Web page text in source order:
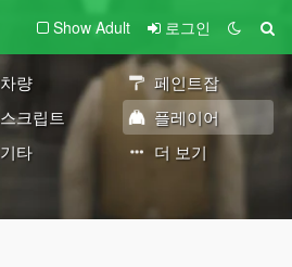
Show Adult 로그인
차량
페인트잡
스크립트
플레이어
기타 더 보기